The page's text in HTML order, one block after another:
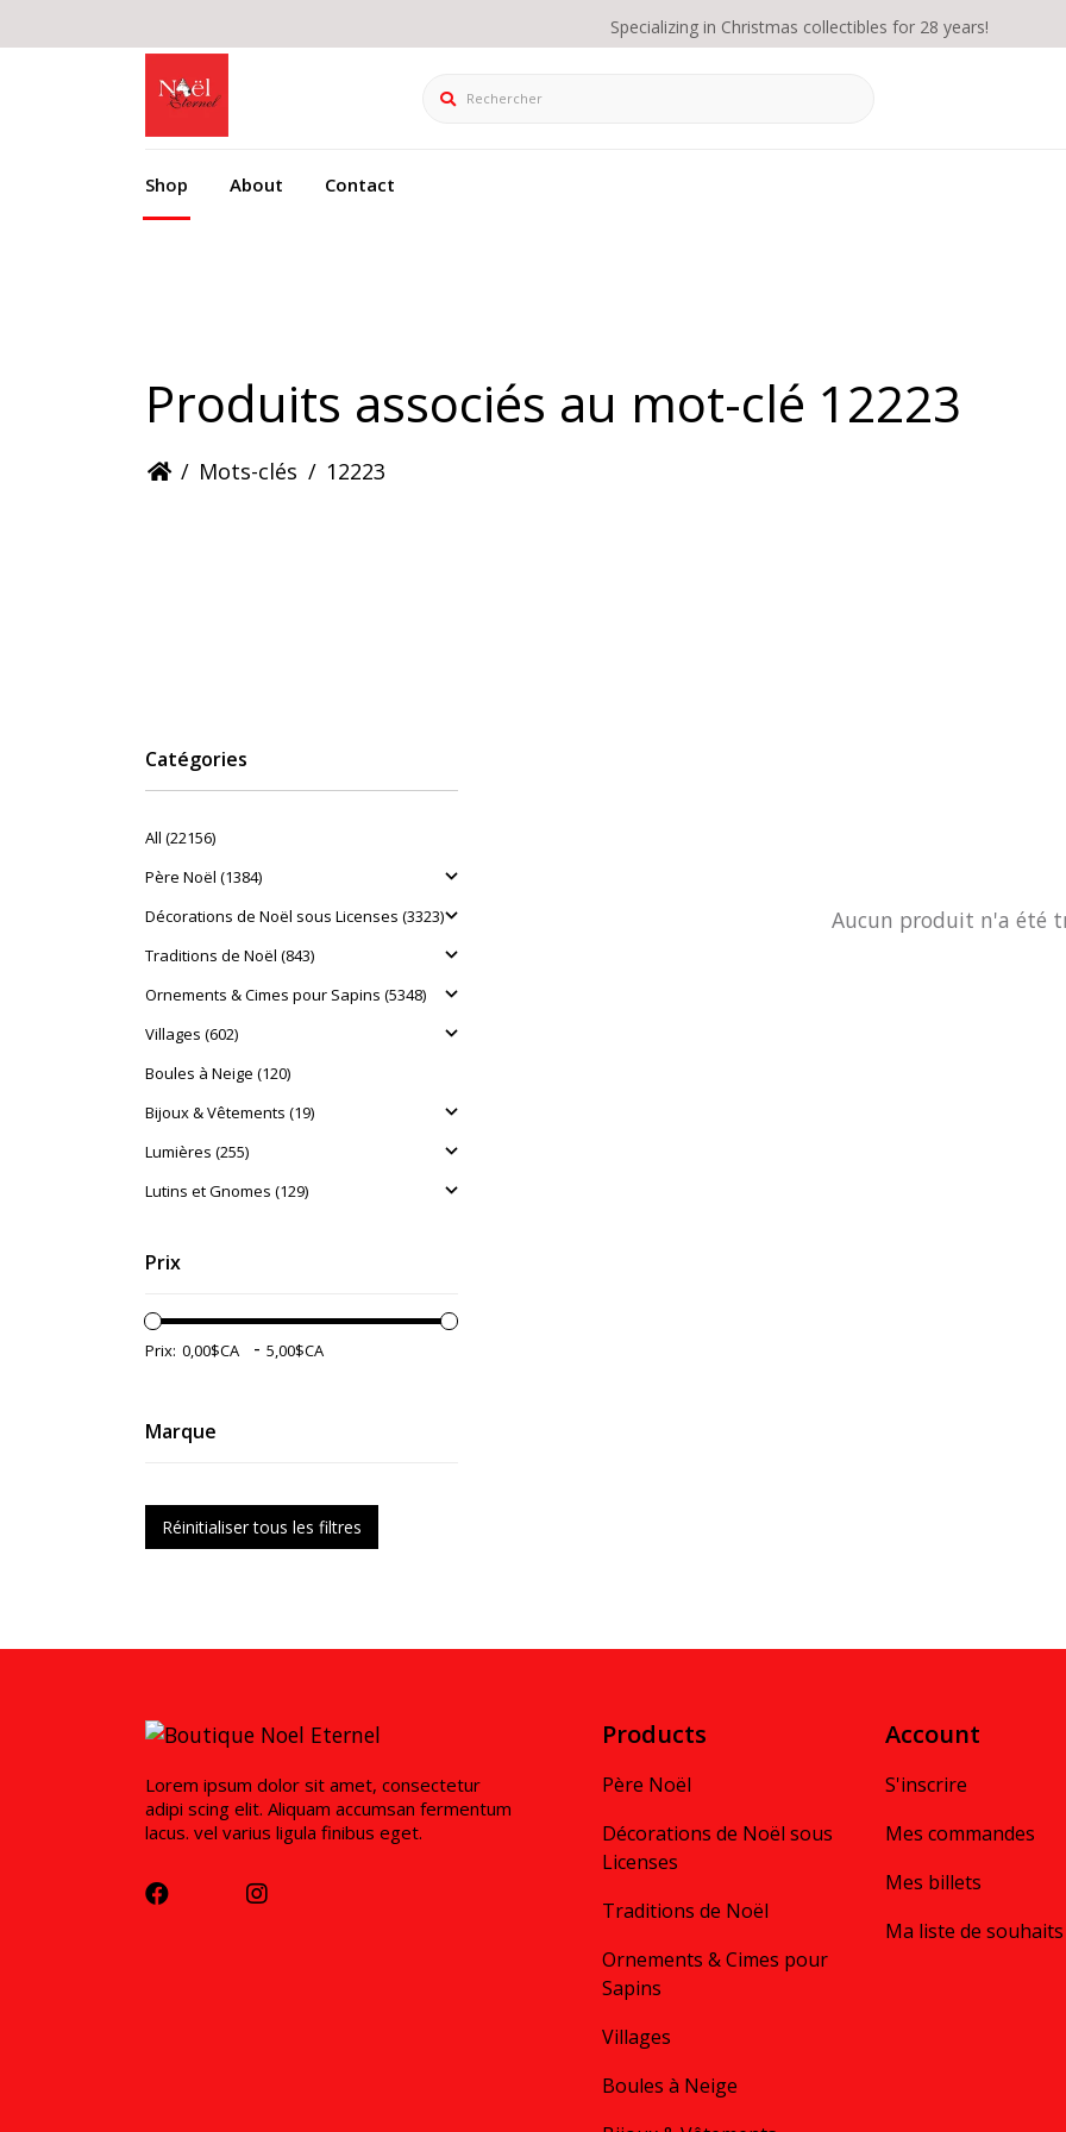
Specializing in Christmas collectibles for 28 years!
Rechercher
Shop About Contact
Produits associés au mot-clé 12223
/ Mots-clés / 12223
Catégories
All (22156)
Père Noël (1384)
Décorations de Noël sous Licenses (3323)
Traditions de Noël (843)
Ornements & Cimes pour Sapins (5348)
Villages (602)
Boules à Neige (120)
Bijoux & Vêtements (19)
Lumières (255)
Lutins et Gnomes (129)
Prix
Prix: -
Marque
Réinitialiser tous les filtres
Aucun produit n'a été
Lorem ipsum dolor sit amet, consectetur
adipi scing elit. Aliquam accumsan fermentum
lacus. vel varius ligula finibus eget.
Products
Père Noël
Décorations de Noël sous
Licenses
Traditions de Noël
Ornements & Cimes pour
Sapins
Villages
Boules à Neige
Account
S'inscrire
Mes commandes
Mes billets
Ma liste de souhaits